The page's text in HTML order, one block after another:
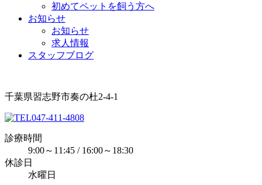
初めてペットを飼う方へ
お知らせ
お知らせ
求人情報
スタッフブログ
千葉県習志野市奏の杜2-4-1
047-411-4808
診療時間
9:00～11:45 / 16:00～18:30
休診日
水曜日